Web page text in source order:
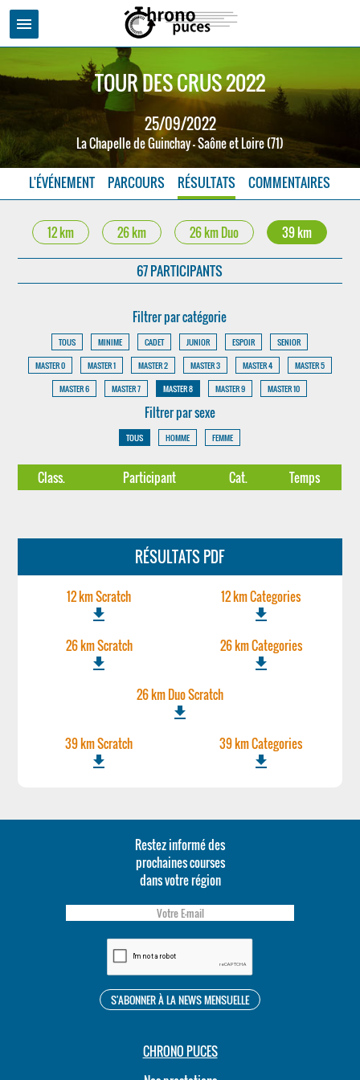
menu
TOUR DES CRUS 2022
25/09/2022
La Chapelle de Guinchay - Saône et Loire (71)
L'ÉVÉNEMENT PARCOURS RÉSULTATS COMMENTAIRES
12 km 26 km 26 km Duo 39 km
67 PARTICIPANTS
Filtrer par catégorie
TOUS MINIME CADET JUNIOR ESPOIR
SENIOR
MASTER 0
MASTER 1 MASTER 2 MASTER 3 MASTER 4
MASTER 5
MASTER 6
MASTER 7 MASTER 8 MASTER 9 MASTER 10
Filtrer par sexe
TOUS HOMME FEMME
Class. Participant Cat. Temps
RÉSULTATS PDF
12 km Scratch
file_download
12 km Categories
file_download
26 km Scratch
file_download
26 km Categories
file_download
26 km Duo Scratch
file_download
39 km Scratch
file_download
39 km Categories
file_download
Restez informé des
prochaines courses
dans votre région
CHRONO PUCES